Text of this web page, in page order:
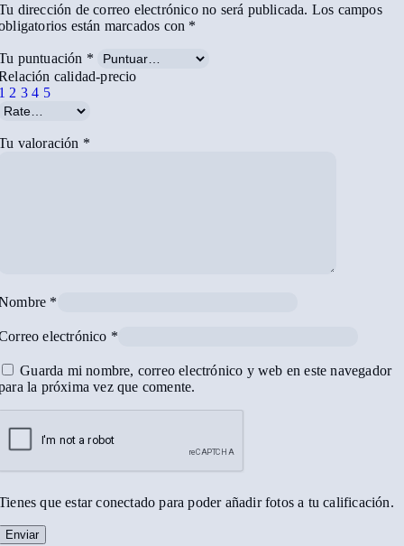
dirección de correo electrónico no será publicada. Los campos
están marcados con *
puntuación *
calidad-precio
2 3 4 5
valoración *
*
electrónico *
Guarda mi nombre, correo electrónico y web en este navegador
la próxima vez que comente.
que estar conectado para poder añadir fotos a tu calificación.